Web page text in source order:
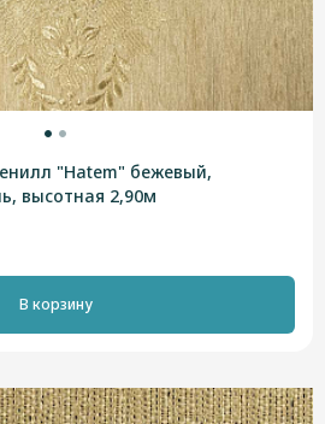
"Hatem" бежевый,
высотная 2,90м
В корзину